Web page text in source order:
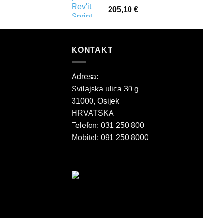
205,10 €
KONTAKT
Adresa:
Svilajska ulica 30 g
31000, Osijek
HRVATSKA
Telefon: 031 250 800
Mobitel: 091 250 8000